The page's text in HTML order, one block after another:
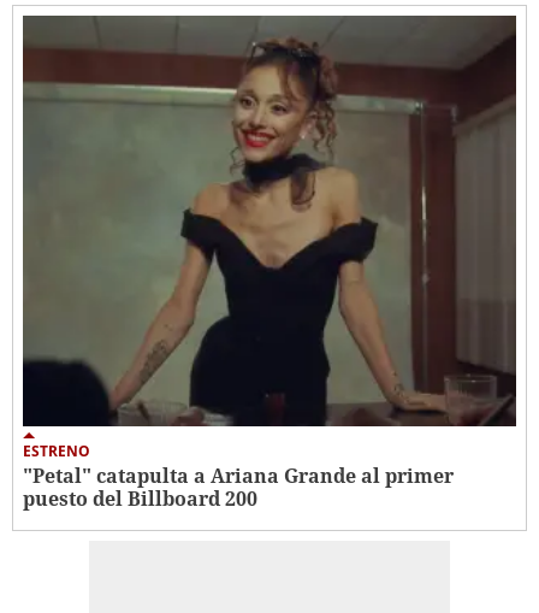
ESTRENO
"Petal" catapulta a Ariana Grande al primer
puesto del Billboard 200